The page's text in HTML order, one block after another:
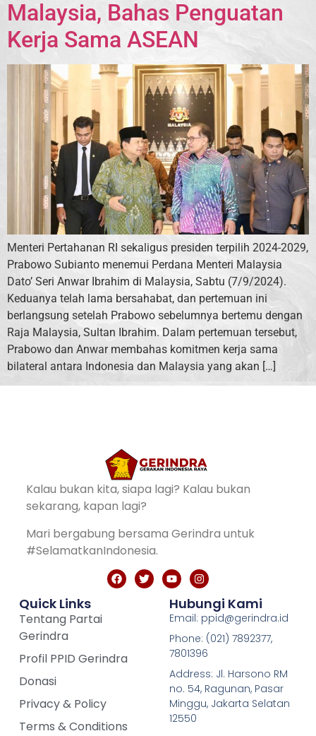
Malaysia, Bahas Penguatan
Kerja Sama ASEAN
Menteri Pertahanan RI sekaligus presiden terpilih 2024-2029,
Prabowo Subianto menemui Perdana Menteri Malaysia
Dato’ Seri Anwar Ibrahim di Malaysia, Sabtu (7/9/2024).
Keduanya telah lama bersahabat, dan pertemuan ini
berlangsung setelah Prabowo sebelumnya bertemu dengan
Raja Malaysia, Sultan Ibrahim. Dalam pertemuan tersebut,
Prabowo dan Anwar membahas komitmen kerja sama
bilateral antara Indonesia dan Malaysia yang akan […]
Kalau bukan kita, siapa lagi? Kalau bukan
sekarang, kapan lagi?
Mari bergabung bersama Gerindra untuk
#SelamatkanIndonesia.
Quick Links
Tentang Partai
Gerindra
Profil PPID Gerindra
Donasi
Privacy & Policy
Terms & Conditions
Hubungi Kami
Email: ppid@gerindra.id
Phone: (021) 7892377,
7801396
Address: Jl. Harsono RM
no. 54, Ragunan, Pasar
Minggu, Jakarta Selatan
12550